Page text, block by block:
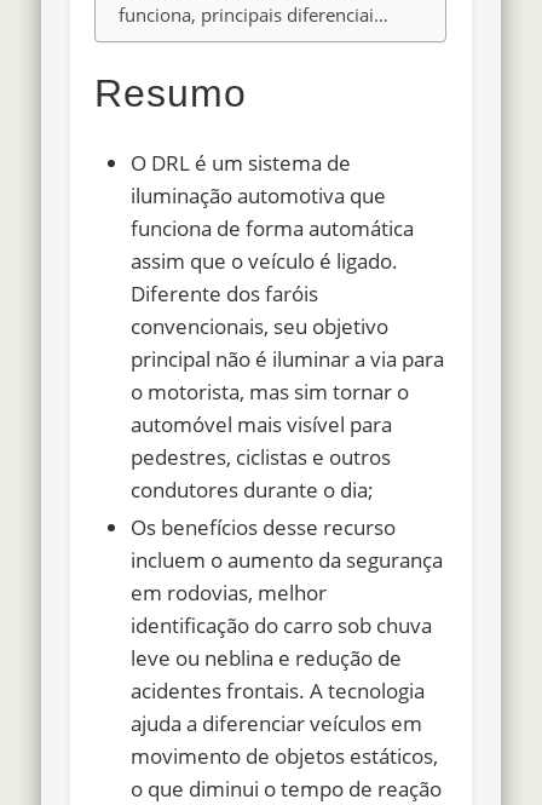
funciona, principais diferenciai…
Resumo
O DRL é um sistema de
iluminação automotiva que
funciona de forma automática
assim que o veículo é ligado.
Diferente dos faróis
convencionais, seu objetivo
principal não é iluminar a via para
o motorista, mas sim tornar o
automóvel mais visível para
pedestres, ciclistas e outros
condutores durante o dia;
Os benefícios desse recurso
incluem o aumento da segurança
em rodovias, melhor
identificação do carro sob chuva
leve ou neblina e redução de
acidentes frontais. A tecnologia
ajuda a diferenciar veículos em
movimento de objetos estáticos,
o que diminui o tempo de reação